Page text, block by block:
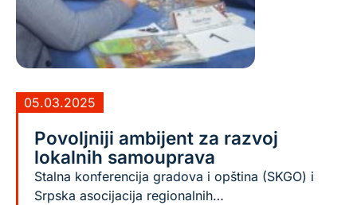
05.03.2025
Povoljniji ambijent za razvoj
lokalnih samouprava
Stalna konferencija gradova i opština (SKGO) i
Srpska asocijacija regionalnih…